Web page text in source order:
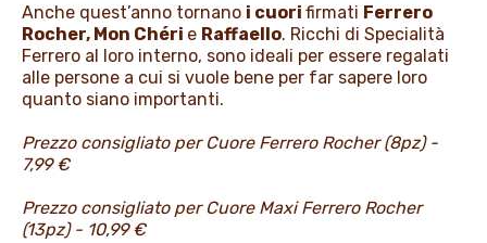
Anche quest’anno tornano i cuori firmati Ferrero
Rocher, Mon Chéri e Raffaello. Ricchi di Specialità
Ferrero al loro interno, sono ideali per essere regalati
alle persone a cui si vuole bene per far sapere loro
quanto siano importanti.
Prezzo consigliato per Cuore Ferrero Rocher (8pz) -
7,99 €
Prezzo consigliato per Cuore Maxi Ferrero Rocher
(13pz) - 10,99 €